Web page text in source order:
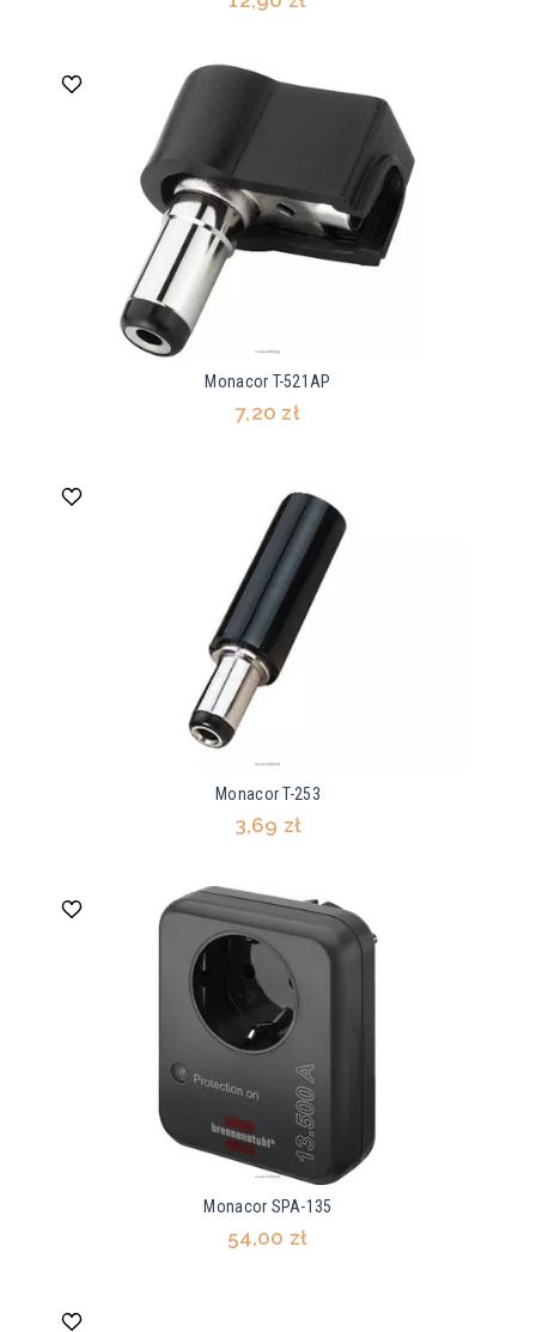
Monacor T-521AP
7,20 zł
Monacor T-253
3,69 zł
Monacor SPA-135
54,00 zł